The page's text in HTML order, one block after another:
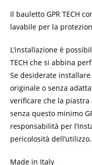
Il bauletto GPR TECH
lavabile per la
L’installazione è
TECH che si abbina
Se desiderate
originale o senza
verificare che la
senza questo minimo
responsabilità per
pericolosità dell’utilizzo.
Made in Italy